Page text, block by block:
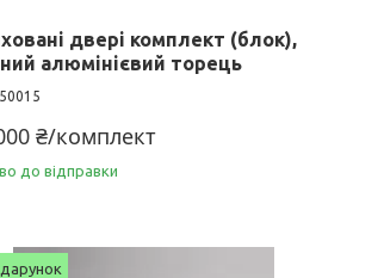
двері комплект (блок),
алюмінієвий торець
50015
₴/комплект
до відправки